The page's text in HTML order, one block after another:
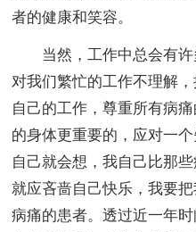
者的健康和笑容。
当然，工作中总会有
对我们繁忙的工作不理解
自己的工作，尊重所有病
的身体更重要的，应对一
自己就会想，我自己比那
就应吝啬自己快乐，我要
病痛的患者。透过近一年